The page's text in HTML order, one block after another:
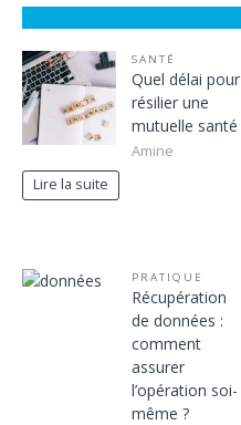
SANTÉ
Quel délai pour
résilier une
mutuelle santé
Amine
Lire la suite
PRATIQUE
Récupération
de données :
comment
assurer
l’opération soi-
même ?